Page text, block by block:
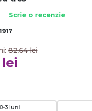
Scrie o recenzie
82.64 lei
lei
0-3 luni